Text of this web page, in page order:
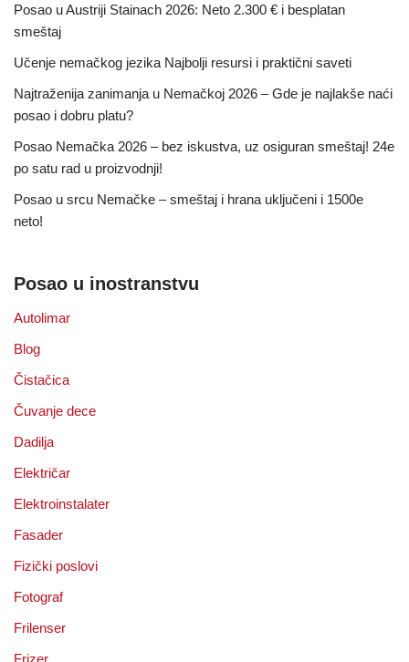
Posao u Austriji Stainach 2026: Neto 2.300 € i besplatan
smeštaj
Učenje nemačkog jezika Najbolji resursi i praktični saveti
Najtraženija zanimanja u Nemačkoj 2026 – Gde je najlakše naći
posao i dobru platu?
Posao Nemačka 2026 – bez iskustva, uz osiguran smeštaj! 24e
po satu rad u proizvodnji!
Posao u srcu Nemačke – smeštaj i hrana uključeni i 1500e
neto!
Posao u inostranstvu
Autolimar
Blog
Čistačica
Čuvanje dece
Dadilja
Električar
Elektroinstalater
Fasader
Fizički poslovi
Fotograf
Frilenser
Frizer